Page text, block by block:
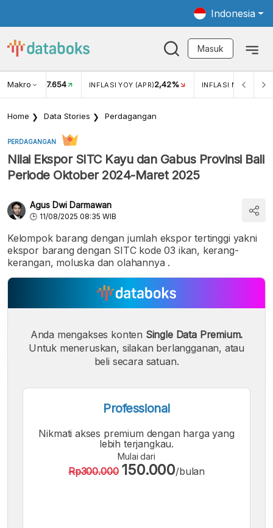
Indonesia
Masuk
Makro
USD/IDR 17.654 INFLASI YOY (APR)2,42% INFLASI MOM (APR)
Home Data Stories Perdagangan
PERDAGANGAN
Nilai Ekspor SITC Kayu dan Gabus Provinsi Bali
Periode Oktober 2024-Maret 2025
Agus Dwi Darmawan
11/08/2025 08:35 WIB
Kelompok barang dengan jumlah ekspor tertinggi yakni
ekspor barang dengan SITC kode 03 ikan, kerang-
kerangan, moluska dan olahannya .
Font
Kecil
Font
Sedang
Font
Besar
Anda mengakses konten Single Data Premium.
Untuk meneruskan, silakan berlangganan, atau
beli secara satuan.
Professional
Nikmati akses premium dengan harga yang
lebih terjangkau.
Mulai dari
Rp300.000 150.000/bulan